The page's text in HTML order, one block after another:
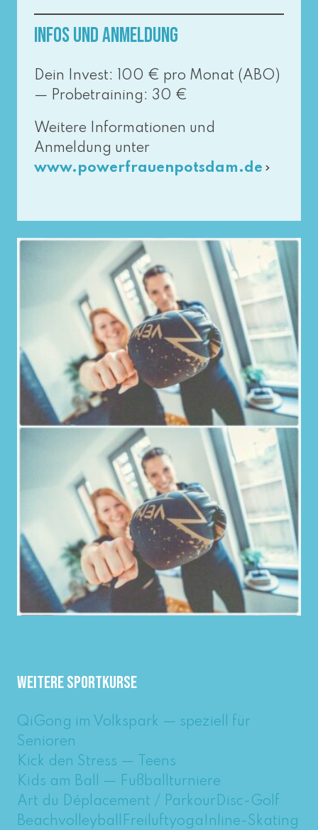
Infos und Anmeldung
Dein Invest: 100 € pro Monat (ABO)
— Probetraining: 30 €
Weitere Informationen und
Anmeldung unter
www​.power​frau​en​pots​dam​.de
Weitere Sportkurse
QiGong im Volkspark — speziell für
Senioren
Kick den Stress — Teens
Kids am Ball — Fußballturniere
Art du Déplacement / Parkour Disc-Golf
Beachvolleyball Freiluftyoga Inline-Skating